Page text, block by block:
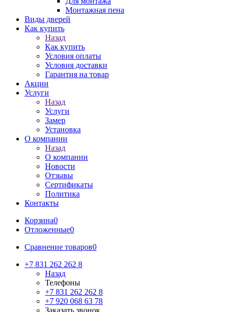
Монтажная пена
Виды дверей
Как купить
Назад
Как купить
Условия оплаты
Условия доставки
Гарантия на товар
Акции
Услуги
Назад
Услуги
Замер
Установка
О компании
Назад
О компании
Новости
Отзывы
Сертификаты
Политика
Контакты
Корзина0
Отложенные0
Сравнение товаров0
+7 831 262 262 8
Назад
Телефоны
+7 831 262 262 8
+7 920 068 63 78
Заказать звонок